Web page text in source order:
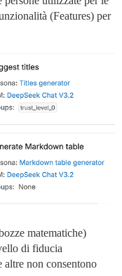
(Features) per
matematiche)
di fiducia
non consentono